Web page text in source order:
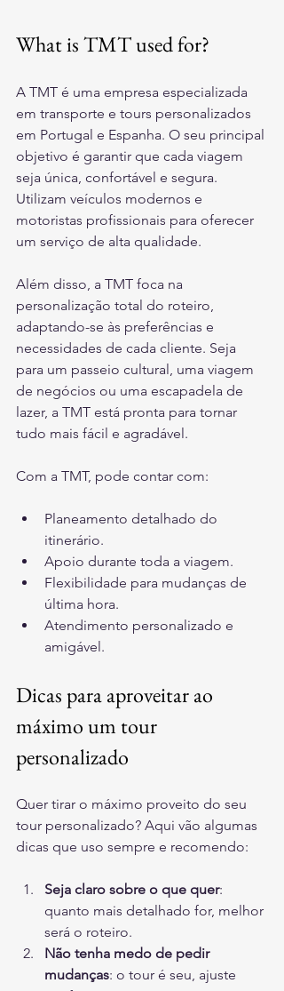
What is TMT used for?
A TMT é uma empresa especializada
em transporte e tours personalizados
em Portugal e Espanha. O seu principal
objetivo é garantir que cada viagem
seja única, confortável e segura.
Utilizam veículos modernos e
motoristas profissionais para oferecer
um serviço de alta qualidade.
Além disso, a TMT foca na
personalização total do roteiro,
adaptando-se às preferências e
necessidades de cada cliente. Seja
para um passeio cultural, uma viagem
de negócios ou uma escapadela de
lazer, a TMT está pronta para tornar
tudo mais fácil e agradável.
Com a TMT, pode contar com:
Planeamento detalhado do
itinerário.
Apoio durante toda a viagem.
Flexibilidade para mudanças de
última hora.
Atendimento personalizado e
amigável.
Dicas para aproveitar ao
máximo um tour
personalizado
Quer tirar o máximo proveito do seu
tour personalizado? Aqui vão algumas
dicas que uso sempre e recomendo:
Seja claro sobre o que quer:
quanto mais detalhado for, melhor
será o roteiro.
Não tenha medo de pedir
mudanças: o tour é seu, ajuste